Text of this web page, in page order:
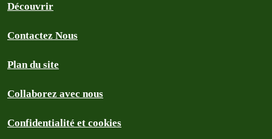
Découvrir
Contactez Nous
Plan du site
Collaborez avec nous
Confidentialité et cookies